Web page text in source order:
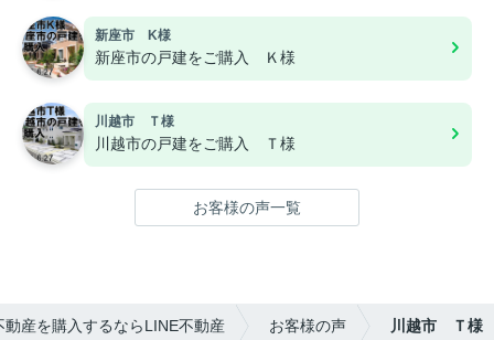
新座市 K様
新座市の戸建をご購入 Ｋ様
川越市 Ｔ様
川越市の戸建をご購入 Ｔ様
お客様の声一覧
動産を購入するならLINE不動産 お客様の声 川越市 Ｔ様